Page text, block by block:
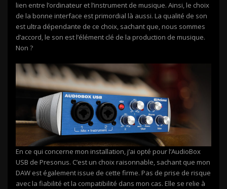
lien entre l’ordinateur et l’instrument de musique. Ainsi, le choix
de la bonne interface est primordial là aussi. La qualité de son
est ultra dépendante de ce choix, sachant que, nous sommes
d’accord, le son est l’élément clé de la production de musique.
Non ?
En ce qui concerne mon installation, j’ai opté pour l’AudioBox
USB de Presonus. C’est un choix raisonnable, sachant que mon
DAW est également issue de cette firme. Pas de prise de risque
avec la fiabilité et la compatibilité dans mon cas. Elle se relie à